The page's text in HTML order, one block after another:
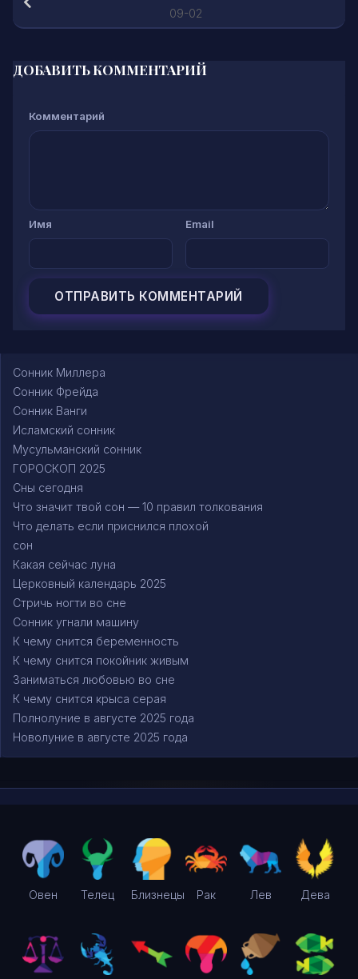
09-02
ДОБАВИТЬ КОММЕНТАРИЙ
Комментарий
Имя Email
Сонник Миллера
Сонник Фрейда
Сонник Ванги
Исламский сонник
Мусульманский сонник
ГОРОСКОП 2025
Сны сегодня
Что значит твой сон — 10 правил толкования
Что делать если приснился плохой
сон
Какая сейчас луна
Церковный календарь 2025
Стричь ногти во сне
Сонник угнали машину
К чему снится беременность
К чему снится покойник живым
Заниматься любовью во сне
К чему снится крыса серая
Полнолуние в августе 2025 года
Новолуние в августе 2025 года
Овен Телец Близнецы Рак Лев Дева